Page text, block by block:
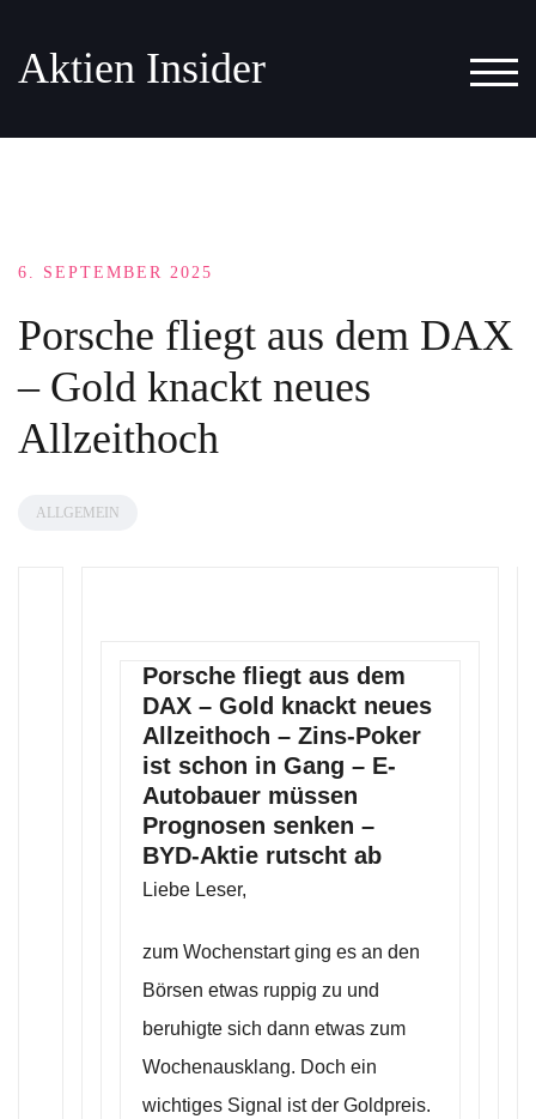
Aktien Insider
6. SEPTEMBER 2025
Porsche fliegt aus dem DAX
– Gold knackt neues
Allzeithoch
ALLGEMEIN
Porsche fliegt aus dem
DAX – Gold knackt neues
Allzeithoch – Zins-Poker
ist schon in Gang – E-
Autobauer müssen
Prognosen senken –
BYD-Aktie rutscht ab
Liebe Leser,
zum Wochenstart ging es an den
Börsen etwas ruppig zu und
beruhigte sich dann etwas zum
Wochenausklang. Doch ein
wichtiges Signal ist der Goldpreis.